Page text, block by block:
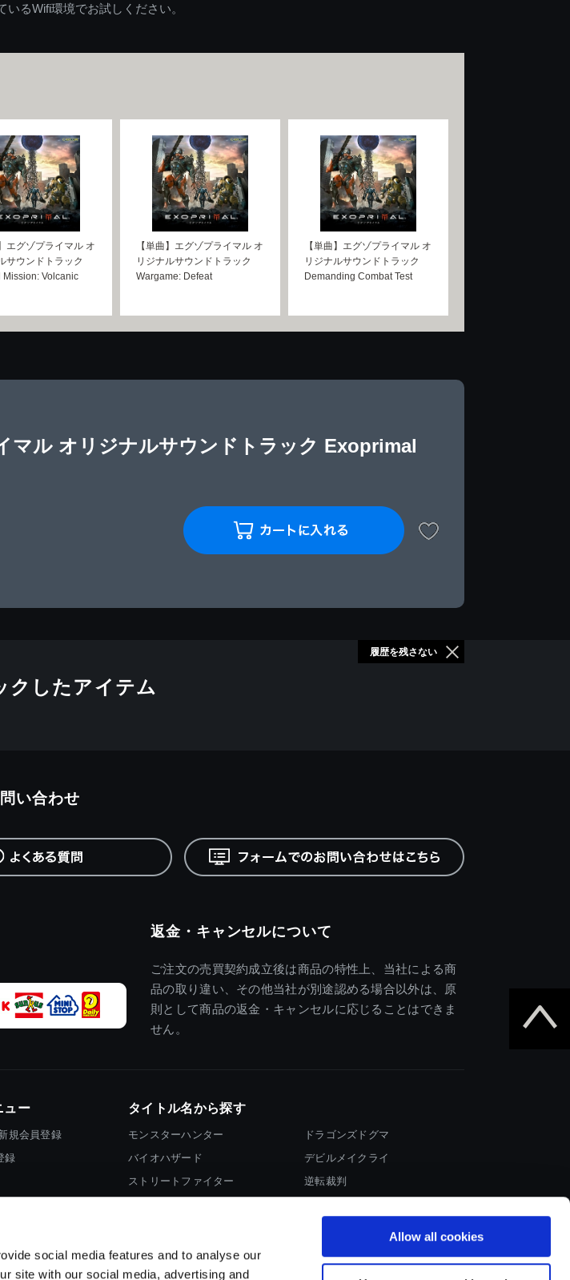
social media features and to analyse our
site with our social media, advertising and
Allow all cookies
るWifi環境でお試しください。
エグゾプライマル オ
サウンドトラック
Mission: Volcanic
【単曲】エグゾプライマル オ
リジナルサウンドトラック
Wargame: Defeat
【単曲】エグゾプライマル オ
リジナルサウンドトラック
Demanding Combat Test
マル オリジナルサウンドトラック Exoprimal
クしたアイテム
履歴を残さない
返金・キャンセルについて
ご注文の売買契約成立後は商品の特性上、当社による商
品の取り違い、その他当社が別途認める場合以外は、原
則として商品の返金・キャンセルに応じることはできま
せん。
い合わせ
ュー
規会員登録
録
タイトル名から探す
モンスターハンター
バイオハザード
ストリートファイター
ドラゴンズドグマ
デビルメイクライ
逆転裁判